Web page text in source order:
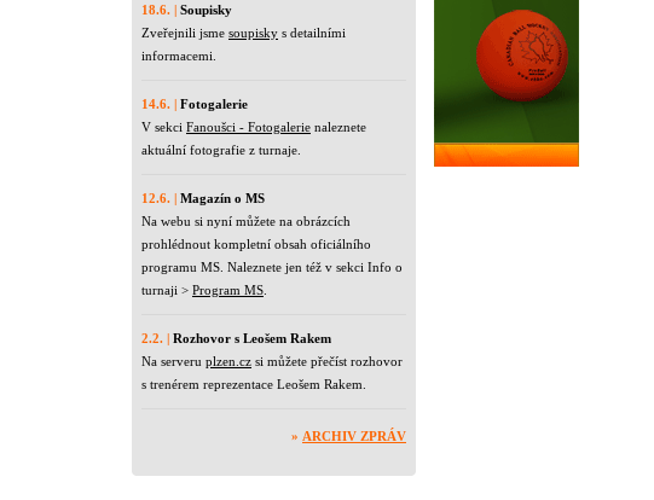
18.6. | Soupisky
Zveřejnili jsme soupisky s detailními
informacemi.
14.6. | Fotogalerie
V sekci Fanoušci - Fotogalerie naleznete
aktuální fotografie z turnaje.
12.6. | Magazín o MS
Na webu si nyní můžete na obrázcích
prohlédnout kompletní obsah oficiálního
programu MS. Naleznete jen též v sekci Info o
turnaji > Program MS
2.2. | Rozhovor s Leošem Rakem
Na serveru plzen.cz si můžete přečíst rozhovor
s trenérem reprezentace Leošem Rakem.
» ARCHIV ZPRÁV